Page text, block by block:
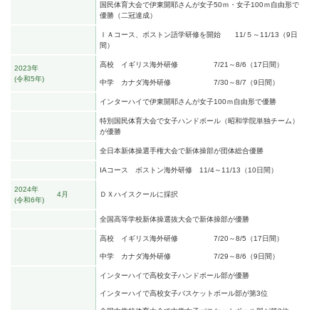
国民体育大会で伊東開耶さんが女子50ｍ・女子100ｍ自由形で
優勝（二冠達成）
ＩＡコース、ボストン語学研修を開始 11/５～11/13（9日
間）
2023年
令和5年
高校 イギリス海外研修 7/21～8/6（17日間）
中学 カナダ海外研修 7/30～8/7（9日間）
インターハイで伊東開耶さんが女子100ｍ自由形で優勝
特別国民体育大会で女子ハンドボール（昭和学院単独チーム）
が優勝
全日本新体操選手権大会で新体操部が団体総合優勝
IAコース ボストン海外研修 11/4～11/13（10日間）
2024年
令和6年
4月 ＤＸハイスクールに採択
全国高等学校新体操選抜大会で新体操部が優勝
高校 イギリス海外研修 7/20～8/5（17日間）
中学 カナダ海外研修 7/29～8/6（9日間）
インターハイで高校女子ハンドボール部が優勝
インターハイで高校女子バスケットボール部が第3位